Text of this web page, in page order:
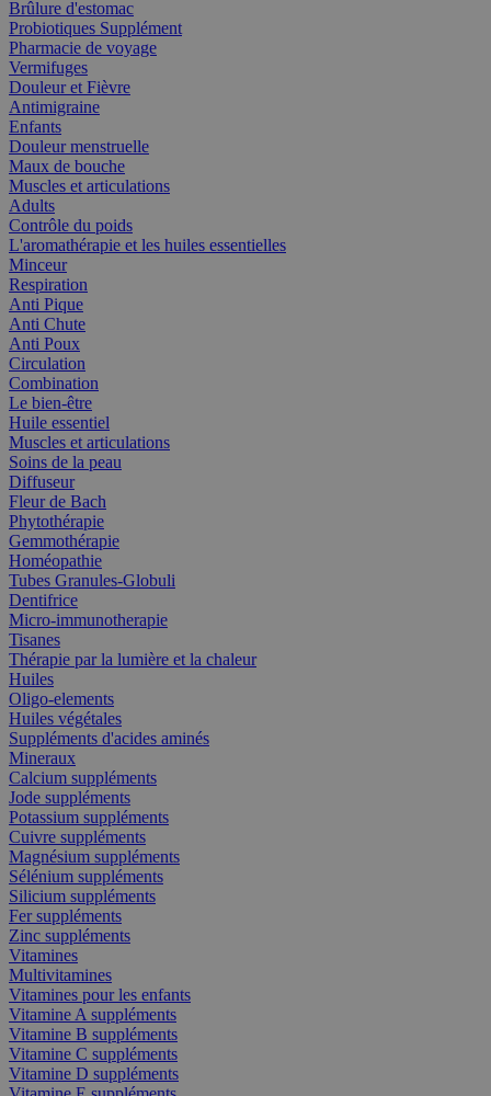
Brûlure d'estomac
Probiotiques Supplément
Pharmacie de voyage
Vermifuges
Douleur et Fièvre
Antimigraine
Enfants
Douleur menstruelle
Maux de bouche
Muscles et articulations
Adults
Contrôle du poids
L'aromathérapie et les huiles essentielles
Minceur
Respiration
Anti Pique
Anti Chute
Anti Poux
Circulation
Combination
Le bien-être
Huile essentiel
Muscles et articulations
Soins de la peau
Diffuseur
Fleur de Bach
Phytothérapie
Gemmothérapie
Homéopathie
Tubes Granules-Globuli
Dentifrice
Micro-immunotherapie
Tisanes
Thérapie par la lumière et la chaleur
Huiles
Oligo-elements
Huiles végétales
Suppléments d'acides aminés
Mineraux
Calcium suppléments
Jode suppléments
Potassium suppléments
Cuivre suppléments
Magnésium suppléments
Sélénium suppléments
Silicium suppléments
Fer suppléments
Zinc suppléments
Vitamines
Multivitamines
Vitamines pour les enfants
Vitamine A suppléments
Vitamine B suppléments
Vitamine C suppléments
Vitamine D suppléments